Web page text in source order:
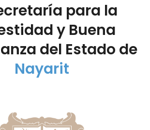
para la
y Buena
del Estado de
Nayarit